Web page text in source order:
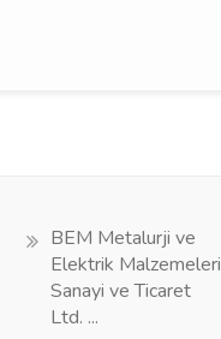
BEM Metalurji ve
Elektrik Malzemeleri
Sanayi ve Ticaret
Ltd. ...